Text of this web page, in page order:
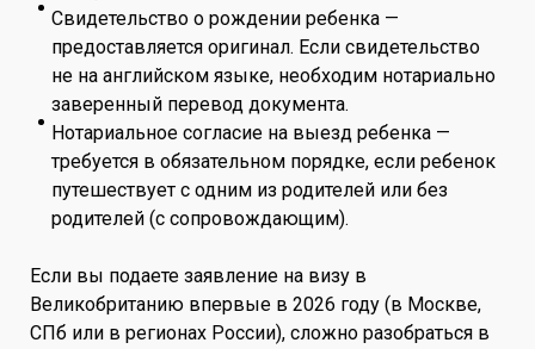
Свидетельство о рождении ребенка —
предоставляется оригинал. Если свидетельство
не на английском языке, необходим нотариально
заверенный перевод документа.
Нотариальное согласие на выезд ребенка —
требуется в обязательном порядке, если ребенок
путешествует с одним из родителей или без
родителей (с сопровождающим).
Если вы подаете заявление на визу в
Великобританию впервые в 2026 году (в Москве,
СПб или в регионах России), сложно разобраться в